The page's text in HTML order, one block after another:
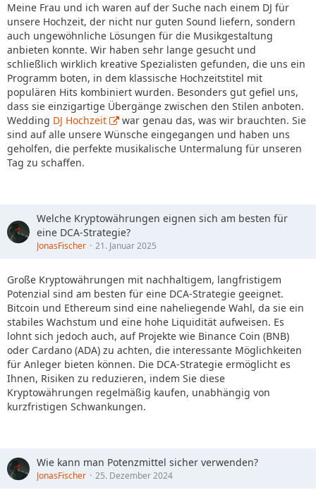
Meine Frau und ich waren auf der Suche nach einem DJ für
unsere Hochzeit, der nicht nur guten Sound liefern, sondern
auch ungewöhnliche Lösungen für die Musikgestaltung
anbieten konnte. Wir haben sehr lange gesucht und
schließlich wirklich kreative Spezialisten gefunden, die uns ein
Programm boten, in dem klassische Hochzeitstitel mit
populären Hits kombiniert wurden. Besonders gut gefiel uns,
dass sie einzigartige Übergänge zwischen den Stilen anboten.
Wedding DJ Hochzeit
war genau das, was wir brauchten. Sie
sind auf alle unsere Wünsche eingegangen und haben uns
geholfen, die perfekte musikalische Untermalung für unseren
Tag zu schaffen.
Welche Kryptowährungen eignen sich am besten für
eine DCA-Strategie?
JonasFischer 21. Januar 2025
Große Kryptowährungen mit nachhaltigem, langfristigem
Potenzial sind am besten für eine DCA-Strategie geeignet.
Bitcoin und Ethereum sind eine naheliegende Wahl, da sie ein
stabiles Wachstum und eine hohe Liquidität aufweisen. Es
lohnt sich jedoch auch, auf Projekte wie Binance Coin (BNB)
oder Cardano (ADA) zu achten, die interessante Möglichkeiten
für Anleger bieten können. Die DCA-Strategie ermöglicht es
Ihnen, Risiken zu reduzieren, indem Sie diese
Kryptowährungen regelmäßig kaufen, unabhängig von
kurzfristigen Schwankungen.
Wie kann man Potenzmittel sicher verwenden?
JonasFischer 25. Dezember 2024